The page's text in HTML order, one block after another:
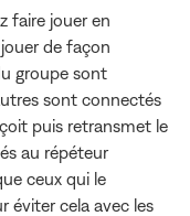
faire jouer en
de façon
groupe sont
sont connectés
puis retransmet le
au répéteur
ceux qui le
éviter cela avec les